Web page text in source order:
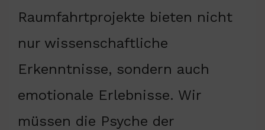
Raumfahrtprojekte bieten nicht
nur wissenschaftliche
Erkenntnisse, sondern auch
emotionale Erlebnisse. Wir
müssen die Psyche der